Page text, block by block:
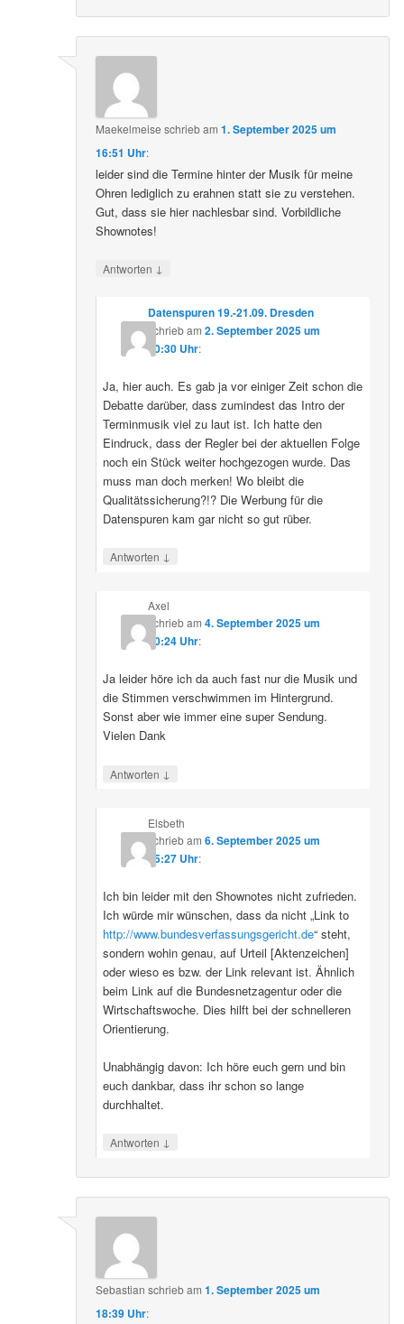
Maekelmeise schriebam1. September 2025 um
16:51 Uhr:
leider sind die Termine hinter der Musik für meine
Ohren lediglich zu erahnen statt sie zu verstehen.
Gut, dass sie hier nachlesbar sind. Vorbildliche
Shownotes!
Antworten ↓
Datenspuren 19.-21.09. Dresden
schriebam 2. September 2025 um
10:30 Uhr:
Ja, hier auch. Es gab ja vor einiger Zeit schon die
Debatte darüber, dass zumindest das Intro der
Terminmusik viel zu laut ist. Ich hatte den
Eindruck, dass der Regler bei der aktuellen Folge
noch ein Stück weiter hochgezogen wurde. Das
muss man doch merken! Wo bleibt die
Qualitätssicherung?!? Die Werbung für die
Datenspuren kam gar nicht so gut rüber.
Antworten ↓
Axel
schriebam 4. September 2025 um
10:24 Uhr:
Ja leider höre ich da auch fast nur die Musik und
die Stimmen verschwimmen im Hintergrund.
Sonst aber wie immer eine super Sendung.
Vielen Dank
Antworten ↓
Elsbeth
schriebam 6. September 2025 um
15:27 Uhr:
Ich bin leider mit den Shownotes nicht zufrieden.
Ich würde mir wünschen, dass da nicht „Link to
http://www.bundesverfassungsgericht.de“ steht,
sondern wohin genau, auf Urteil [Aktenzeichen]
oder wieso es bzw. der Link relevant ist. Ähnlich
beim Link auf die Bundesnetzagentur oder die
Wirtschaftswoche. Dies hilft bei der schnelleren
Orientierung.
Unabhängig davon: Ich höre euch gern und bin
euch dankbar, dass ihr schon so lange
durchhaltet.
Antworten ↓
Sebastian schriebam1. September 2025 um
18:39 Uhr: